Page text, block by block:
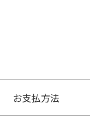
お支払方法